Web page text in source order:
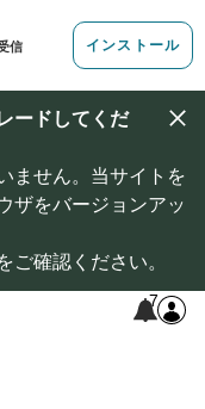
ードしてくだ
ません。当サイトを
ザをバージョンアッ
ご確認ください。
7